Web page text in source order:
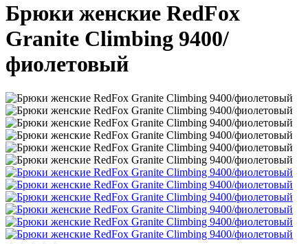
Брюки женские RedFox
Granite Climbing 9400/
фиолетовый